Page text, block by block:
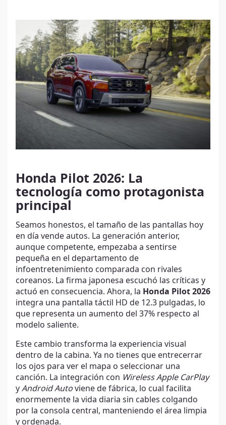
Honda Pilot 2026: La
tecnología como protagonista
principal
Seamos honestos, el tamaño de las pantallas hoy
en día vende autos. La generación anterior,
aunque competente, empezaba a sentirse
pequeña en el departamento de
infoentretenimiento comparada con rivales
coreanos. La firma japonesa escuchó las críticas y
actuó en consecuencia. Ahora, la Honda Pilot 2026
integra una pantalla táctil HD de 12.3 pulgadas, lo
que representa un aumento del 37% respecto al
modelo saliente.
Este cambio transforma la experiencia visual
dentro de la cabina. Ya no tienes que entrecerrar
los ojos para ver el mapa o seleccionar una
canción. La integración con Wireless Apple CarPlay
y Android Auto viene de fábrica, lo cual facilita
enormemente la vida diaria sin cables colgando
por la consola central, manteniendo el área limpia
y ordenada.